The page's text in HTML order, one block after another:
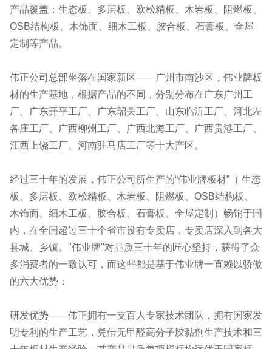
产品覆盖：生态板、多层板、欧松精板、木岩板、阻燃板、
OSB结构板、木饰面、细木工板、胶合板、石膏板、全屋
定制等产品。
伟正公司总部坐落在国家新区——广州市南沙区，伟业牌板
材的生产基地，根据产品的不同，分别分布在广东广州工
厂、广东开平工厂、广东韶关工厂、山东临沂工厂、河北左
各庄工厂、广西柳州工厂、广西北海工厂、广西贵港工厂、
江西上饶工厂、河南驻马店工厂等十大产区。
经过三十年的发展，伟正公司所生产的“伟业牌板材”（ 生态
板、多层板、欧松精板、木岩板、阻燃板、OSB结构板、
木饰面、细木工板、胶合板、石膏板、全屋定制）畅销于国
内，在全国超过三十个省市设有专卖店，专卖店深入到各大
县城、乡镇。"伟业牌"对品质三十年的匠心坚持，获得了众
多消费者的一致认可，而这些都是基于伟业牌一直赖以骄傲
的六大优势：
研发优势——伟正拥有一支百人专家技术团队，拥有国家发
明专利的生产工艺，凭借无甲醛高分子胶黏剂生产技术和三